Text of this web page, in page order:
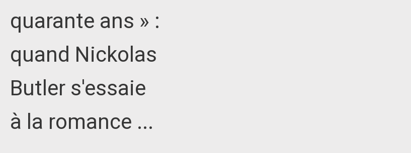
quarante ans » :
quand Nickolas
Butler s'essaie
à la romance ...